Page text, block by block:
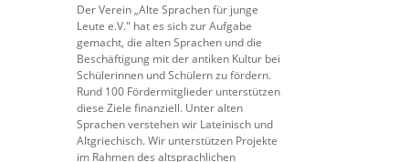
Der Verein „Alte Sprachen für junge
Leute e.V." hat es sich zur Aufgabe
gemacht, die alten Sprachen und die
Beschäftigung mit der antiken Kultur bei
Schülerinnen und Schülern zu fördern.
Rund 100 Fördermitglieder unterstützen
diese Ziele finanziell. Unter alten
Sprachen verstehen wir Lateinisch und
Altgriechisch. Wir unterstützen Projekte
im Rahmen des altsprachlichen